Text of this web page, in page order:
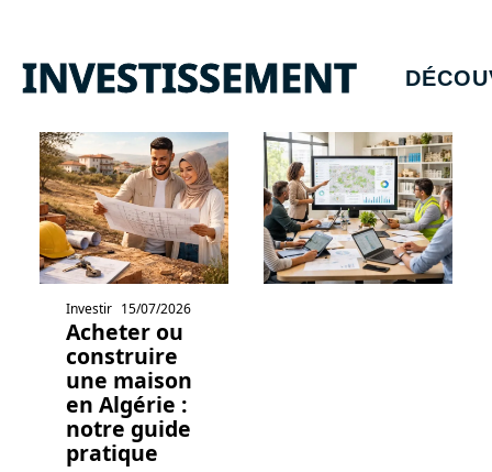
INVESTISSEMENT
Investir 15/07/2026
Acheter ou
construire
une maison
en Algérie :
notre guide
pratique